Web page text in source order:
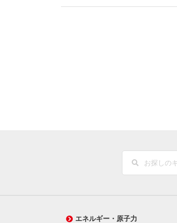
エネルギー・原子力